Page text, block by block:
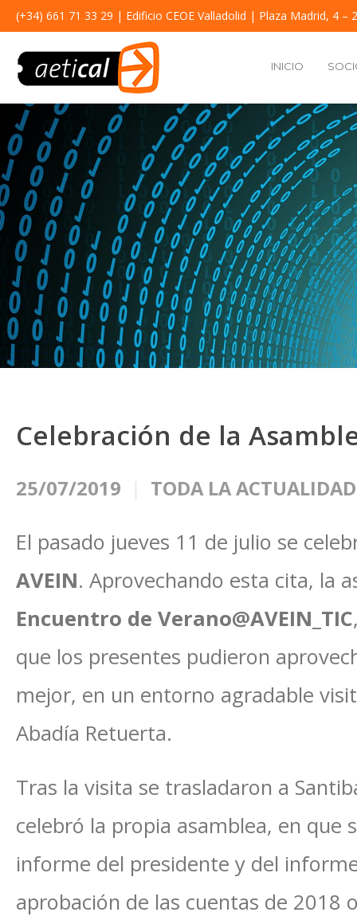
(+34) 661 71 33 29 | Edificio CEOE Valladolid | Plaza Madrid, 4 –
INICIO
Celebración de la
25/07/2019 TODA LA ACTUALIDAD
El pasado jueves 11 de julio se
AVEIN. Aprovechando esta cita, la
Encuentro de Verano@AVEIN_TIC
que los presentes pudieron
mejor, en un entorno agradable
Abadía Retuerta.
Tras la visita se trasladaron a
celebró la propia asamblea, en que
informe del presidente y del
aprobación de las cuentas de 2018